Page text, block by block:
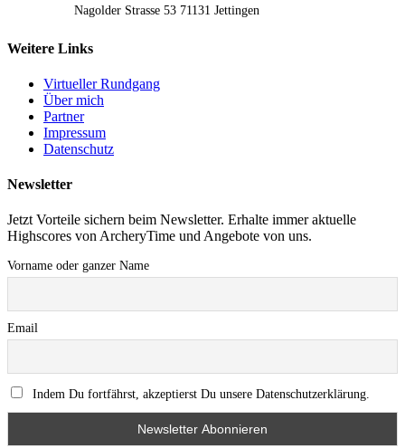
Nagolder Strasse 53 71131 Jettingen
Weitere Links
Virtueller Rundgang
Über mich
Partner
Impressum
Datenschutz
Newsletter
Jetzt Vorteile sichern beim Newsletter. Erhalte immer aktuelle
Highscores von ArcheryTime und Angebote von uns.
Vorname oder ganzer Name
Email
Indem Du fortfährst, akzeptierst Du unsere Datenschutzerklärung.